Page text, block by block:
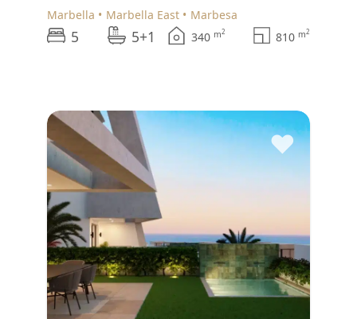
Marbella
Marbella East Marbesa
5 5+1 340 m2 810 m2
♥